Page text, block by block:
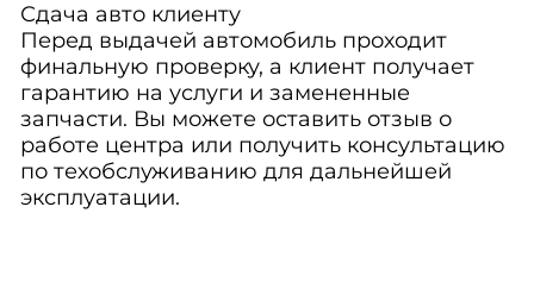
Сдача авто клиенту
Перед выдачей автомобиль проходит
финальную проверку, а клиент получает
гарантию на услуги и замененные
запчасти. Вы можете оставить отзыв о
работе центра или получить консультацию
по техобслуживанию для дальнейшей
эксплуатации.